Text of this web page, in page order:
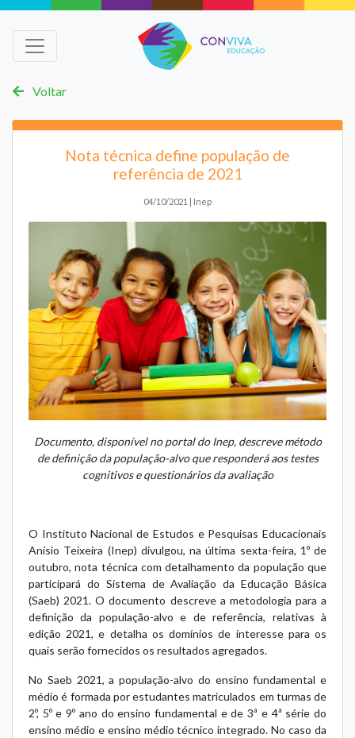
Voltar
Nota técnica define população de
referência de 2021
04/10/2021 | Inep
Documento, disponível no portal do Inep, descreve método
de definição da população-alvo que responderá aos testes
cognitivos e questionários da avaliação
O Instituto Nacional de Estudos e Pesquisas Educacionais
Anísio Teixeira (Inep) divulgou, na última sexta-feira, 1º de
outubro, nota técnica com detalhamento da população que
participará do Sistema de Avaliação da Educação Básica
(Saeb) 2021. O documento descreve a metodologia para a
definição da população-alvo e de referência, relativas à
edição 2021, e detalha os domínios de interesse para os
quais serão fornecidos os resultados agregados.
No Saeb 2021, a população-alvo do ensino fundamental e
médio é formada por estudantes matriculados em turmas de
2º, 5º e 9º ano do ensino fundamental e de 3ª e 4ª série do
ensino médio e ensino médio técnico integrado. No caso da